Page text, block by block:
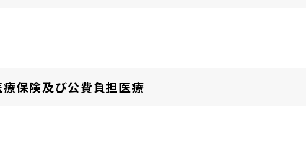
保険及び公費負担医療